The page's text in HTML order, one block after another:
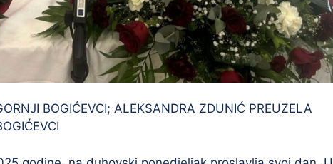
BOGIĆEVCI; ALEKSANDRA ZDUNIĆ PREUZELA